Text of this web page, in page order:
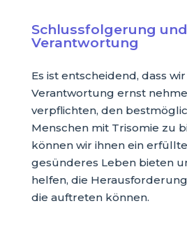
Schlussfolgerung und
Verantwortung
Es ist entscheidend, dass
Verantwortung ernst
verpflichten, den
Menschen mit Trisomie zu
können wir ihnen ein
gesünderes Leben bieten
helfen, die
die auftreten können.